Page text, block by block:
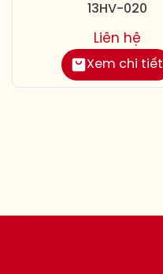
13HV-020
Xem chi tiết
Liên hệ